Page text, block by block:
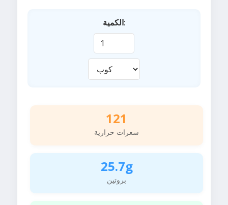
الكمية:
121
سعرات حرارية
25.7g
بروتين